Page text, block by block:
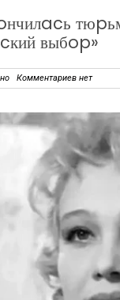
выбop»
Комментариев нет